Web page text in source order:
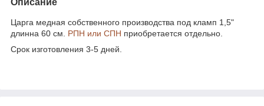
Царга медная собственного производства под кламп 1,5"
длинна 60 см. РПН или СПН приобретается отдельно.
Срок изготовления 3-5 дней.